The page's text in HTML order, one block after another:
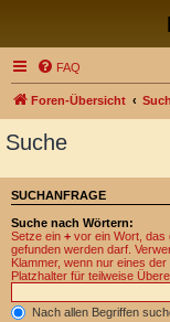
FAQ
Foren-Übersicht
Suche
SUCHANFRAGE
Suche nach Wörtern:
Setze ein + vor ein Wort, das
gefunden werden darf.
Klammer, wenn nur eines
Platzhalter für teilweise
Nach allen Begriffen